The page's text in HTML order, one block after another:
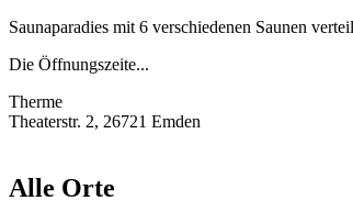
Saunaparadies mit 6 verschiedenen Saunen
Die Öffnungszeite...
Therme
Theaterstr. 2, 26721 Emden
Alle Orte